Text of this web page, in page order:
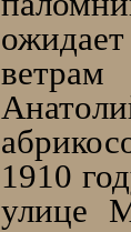
ветрам
1910
улице